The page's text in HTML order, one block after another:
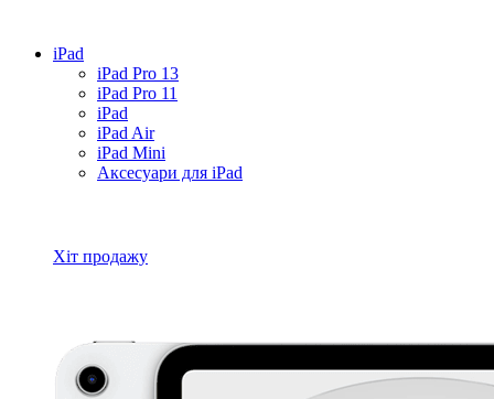
iPad
iPad Pro 13
iPad Pro 11
iPad
iPad Air
iPad Mini
Аксесуари для iPad
Хіт продажу